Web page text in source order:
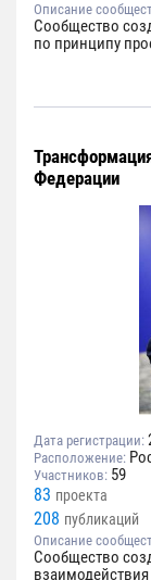
Описание
Сообщество
по принципу
Федерации
Дата регистрации:
Расположение:
Участников: 59
83 проекта
208 публикаций
Описание
Сообщество